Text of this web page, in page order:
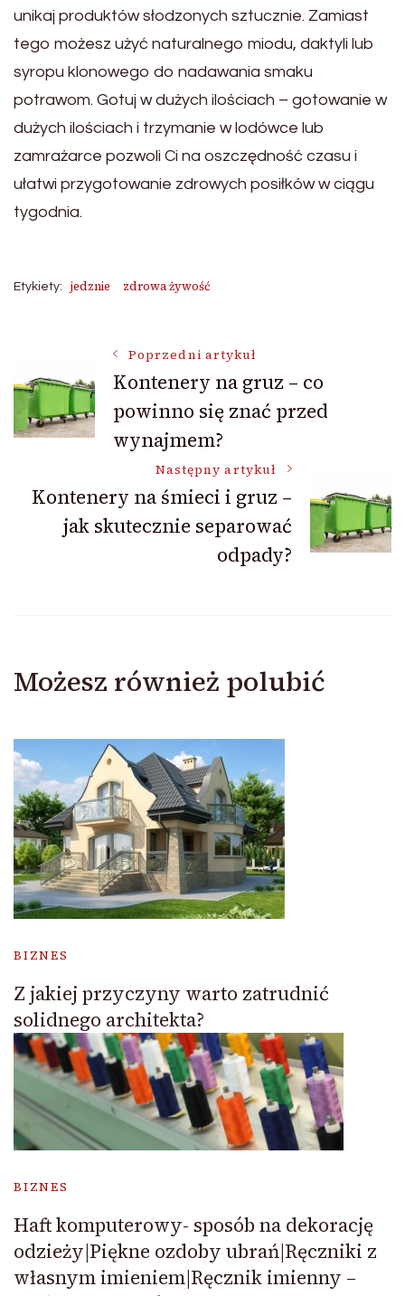
unikaj produktów słodzonych sztucznie. Zamiast
tego możesz użyć naturalnego miodu, daktyli lub
syropu klonowego do nadawania smaku
potrawom. Gotuj w dużych ilościach – gotowanie w
dużych ilościach i trzymanie w lodówce lub
zamrażarce pozwoli Ci na oszczędność czasu i
ułatwi przygotowanie zdrowych posiłków w ciągu
tygodnia.
Etykiety: jedznie zdrowa żywość
Nawigacja
wpisu
Poprzedni artykuł
Kontenery na gruz – co
powinno się znać przed
wynajmem?
Następny artykuł
Kontenery na śmieci i gruz –
jak skutecznie separować
odpady?
Możesz również polubić
BIZNES
Z jakiej przyczyny warto zatrudnić
solidnego architekta?
BIZNES
Haft komputerowy- sposób na dekorację
odzieży|Piękne ozdoby ubrań|Ręczniki z
własnym imieniem|Ręcznik imienny –